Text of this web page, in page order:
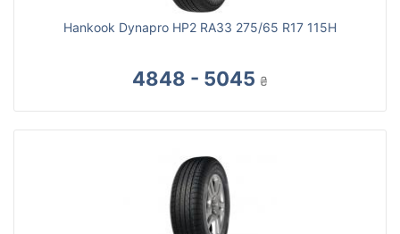
Hankook Dynapro HP2 RA33 275/65 R17 115H
4848 - 5045 ₴